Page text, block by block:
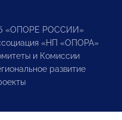
«ОПОРЕ РОССИИ»
«НП «ОПОРА»
и Комиссии
развитие